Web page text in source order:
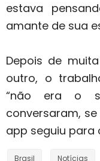
estava
amante de sua
Depois de
outro, o
“não era o
conversaram,
app seguiu para
Brasil Notícias